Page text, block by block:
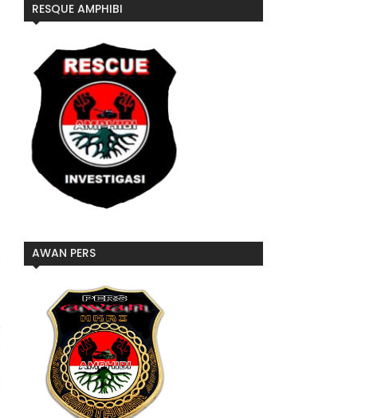
RESQUE AMPHIBI
AWAN PERS